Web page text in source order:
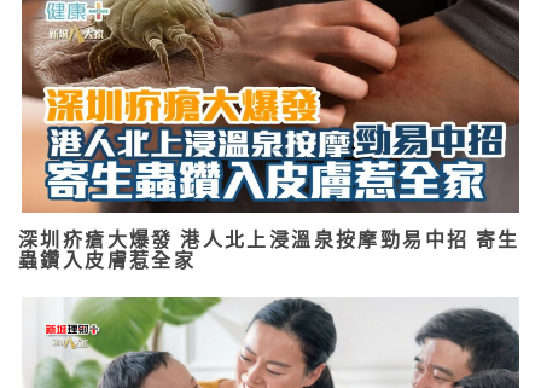
深圳疥瘡大爆發 港人北上浸溫泉按摩勁易中招 寄生
蟲鑽入皮膚惹全家